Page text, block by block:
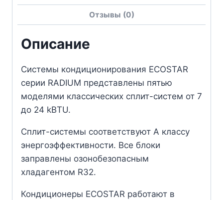
Отзывы (0)
Описание
Системы кондиционирования ECOSTAR
серии RADIUM представлены пятью
моделями классических сплит-систем от 7
до 24 kBTU.
Сплит-системы соответствуют А классу
энергоэффективности. Все блоки
заправлены озонобезопасным
хладагентом R32.
Кондиционеры ECOSTAR работают в